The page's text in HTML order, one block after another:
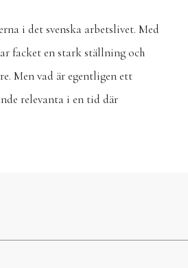
i det svenska arbetslivet. Med
facket en stark ställning och
Men vad är egentligen ett
relevanta i en tid där